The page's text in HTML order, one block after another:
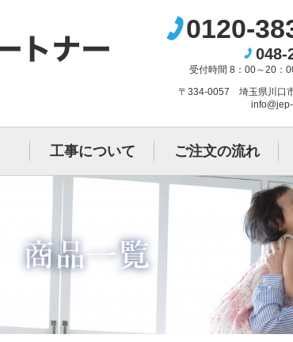
〒334-0057 埼玉県川口
0120-
048-
受付時間 8：00～20：
工事について ご注文の流れ